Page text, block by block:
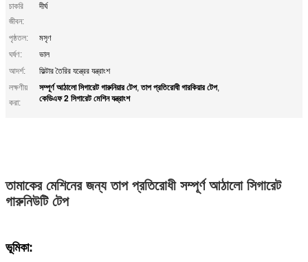
চাকরি
জীবন:
দীর্ঘ
পৃষ্ঠতল:
মসৃণ
ঘর্ষণ:
ভাল
আদর্শ:
ফিল্টার তৈরির যন্ত্রের যন্ত্রাংশ
লক্ষণীয়
করা:
সম্পূর্ণ আঠালো সিগারেট গারুনিয়ার টেপ,তাপ প্রতিরোধী গারকিয়ার টেপ,
কেডিএফ 2 সিগারেট মেশিন যন্ত্রাংশ
তামাকের মেশিনের জন্য তাপ প্রতিরোধী সম্পূর্ণ আঠালো সিগারেট
গারুনিউটি টেপ
ভূমিকা: